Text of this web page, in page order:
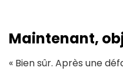
Maintenant,
« Bien sûr. Après une